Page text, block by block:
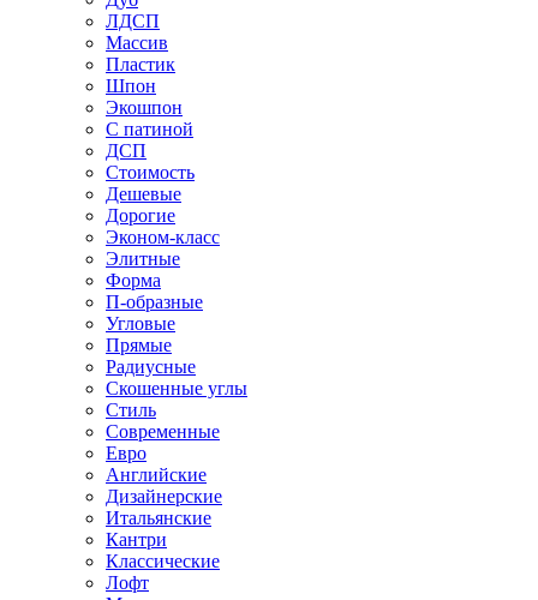
ЛДСП
Массив
Пластик
Шпон
Экошпон
С патиной
ДСП
Стоимость
Дешевые
Дорогие
Эконом-класс
Элитные
Форма
П-образные
Угловые
Прямые
Радиусные
Скошенные углы
Стиль
Современные
Евро
Английские
Дизайнерские
Итальянские
Кантри
Классические
Лофт